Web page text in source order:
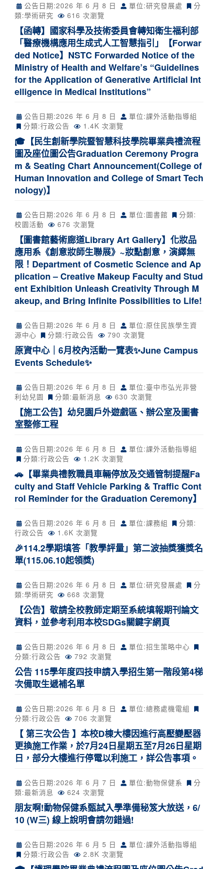
公告日期:2026 年 6 月 8 日 單位:研究發展處
分
類:學術研究 616 次瀏覽
【函轉】國家科學及技術委員會轉知衛生福利部
「醫療機構應用生成式人工智慧指引」【Forwar
ded Notice】NSTC Forwarded Notice of the
Ministry of Health and Welfare’s “Guidelines
for the Application of Generative Artificial Int
elligence in Medical Institutions”
公告日期:2026 年 6 月 8 日
單位:課外活動指導組
分類:行政公告 1.4K 次瀏覽
🎓【民生創新學院暨智慧科技學院畢業典禮流程
圖及座位圖公告Graduation Ceremony Progra
m & Seating Chart Announcement(College of
Human Innovation and College of Smart Tech
nology)】
公告日期:2026 年 6 月 8 日 單位:圖書館
分類:
校園活動
676 次瀏覽
【圖書館藝術廊道Library Art Gallery】化妝品
應用系《創意妝師生聯展》~妝點創意，演繹無
限！Department of Cosmetic Science and Ap
plication – Creative Makeup Faculty and Stud
ent Exhibition Unleash Creativity Through M
akeup, and Bring Infinite Possibilities to Life!
公告日期:2026 年 6 月 8 日
單位:原住民族學生資
源中心
分類:行政公告 790 次瀏覽
原資中心｜6月校內活動一覽表✨June Campus
Events Schedule✨
公告日期:2026 年 6 月 8 日
單位:臺中市弘光非營
利幼兒園
分類:最新消息 630 次瀏覽
【施工公告】幼兒園戶外遊戲區、辦公室及圖書
室整修工程
公告日期:2026 年 6 月 8 日
單位:課外活動指導組
分類:行政公告 1.2K 次瀏覽
🚗【畢業典禮教職員車輛停放及交通管制提醒Fa
culty and Staff Vehicle Parking & Traffic Cont
rol Reminder for the Graduation Ceremony】
公告日期:2026 年 6 月 8 日 單位:課務組
分類:
行政公告
1.6K 次瀏覽
🎉114.2學期填答「教學評量」第二波抽獎獲獎名
單(115.06.10起領獎)
公告日期:2026 年 6 月 8 日 單位:研究發展處
分
類:學術研究 668 次瀏覽
【公告】敬請全校教師定期至系統填報期刊論文
資料，並參考利用本校SDGs關鍵字網頁
公告日期:2026 年 6 月 8 日
單位:招生策略中心
分類:行政公告 792 次瀏覽
公告 115學年度四技申請入學招生第一階段第4梯
次備取生遞補名單
公告日期:2026 年 6 月 8 日
單位:總務處機電組
分類:行政公告 706 次瀏覽
【 第三次公告 】本校D棟大樓因進行高壓變壓器
更換施工作業，於7月24日星期五至7月26日星期
日，部分大樓進行停電以利施工，詳公告事項。
公告日期:2026 年 6 月 7 日 單位:動物保健系
分
類:最新消息 624 次瀏覽
朋友啊!動物保健系甄試入學準備秘笈大放送，6/
10 (W三) 線上說明會請勿錯過!
公告日期:2026 年 6 月 5 日
單位:課外活動指導組
分類:行政公告 2.8K 次瀏覽